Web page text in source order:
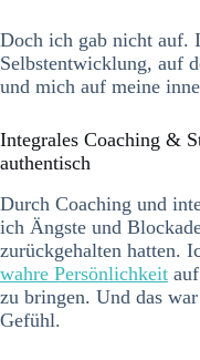
Doch ich gab nicht auf.
Selbstentwicklung, auf
und mich auf meine
Integrales Coaching &
authentisch
Durch Coaching und
ich Ängste und
zurückgehalten hatten.
wahre Persönlichkeit
zu bringen. Und das
Gefühl.